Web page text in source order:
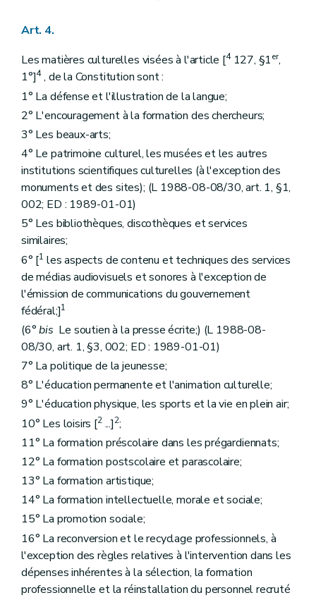
Art. 67
Section 2 Du fonctionnement
Sous-section première
Art. 68
Art. 69
Art. 70
Art. 71
Art. 72
Art. 73
Art. 74
Art. 75
Sous-section 2
Art. 76
Section 3
Art. 78
Art. 79
Art. 80
Art. 83
Section 4 De la publication et de l'entrée en vigueur des arrêtés
Art. 84
Art. 85
Art. 86
Section 5
Des services
Art. 87
Art. 88
Art. 89
Art. 90
Art. 91
Section 6 Personnel de l'enseignement.) (L 1988-08-08/30, art. 14, 002; ED : 1989-01-01)
Titre IV Coopération entre les Communautés
Art. 92
Titre IV
La coopération entre l'Etat, les Communautés et les Régions (L 1988-08-08/30, art. 15, 002; ED : 1989-01-01)
Art. 92bis
Art. 92bis/1
Art. 92ter
Titre IVter
(Inséré par L 1993-05-05/65, art. 4, 005; ED : 18-05-1993) Information des Chambres et des (Parlements) sur les propositions d'actes normatifs de la Commission des Communautés européennes. (L 2006-03-27/33, art. 2, C, 034; ED : 21-04-2006)
Art. 4.
Les matières culturelles visées à l'article [4127, §1er,
1°]4, de la Constitution sont :
1° La défense et l'illustration de la langue;
2° L'encouragement à la formation des chercheurs;
3° Les beaux-arts;
4° Le patrimoine culturel, les musées et les autres
institutions scientifiques culturelles (à l'exception des
monuments et des sites); (L 1988-08-08/30, art. 1, §1,
002; ED : 1989-01-01)
5° Les bibliothèques, discothèques et services
similaires;
6° [1 les aspects de contenu et techniques des services
de médias audiovisuels et sonores à l'exception de
l'émission de communications du gouvernement
fédéral;]1
(6°bis Le soutien à la presse écrite;) (L 1988-08-
08/30, art. 1, §3, 002; ED : 1989-01-01)
7° La politique de la jeunesse;
8° L'éducation permanente et l'animation culturelle;
9° L'éducation physique, les sports et la vie en plein air;
10° Les loisirs [2...]2;
11° La formation préscolaire dans les prégardiennats;
12° La formation postscolaire et parascolaire;
13° La formation artistique;
14° La formation intellectuelle, morale et sociale;
15° La promotion sociale;
16° La reconversion et le recyclage professionnels, à
l'exception des règles relatives à l'intervention dans les
dépenses inhérentes à la sélection, la formation
professionnelle et la réinstallation du personnel recruté